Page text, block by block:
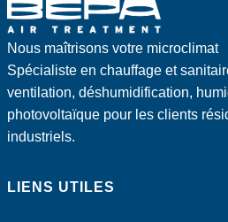
Nous maîtrisons votre microclimat
Spécialiste en chauffage et
ventilation, déshumidification,
photovoltaïque pour les clients
industriels.
LIENS UTILES